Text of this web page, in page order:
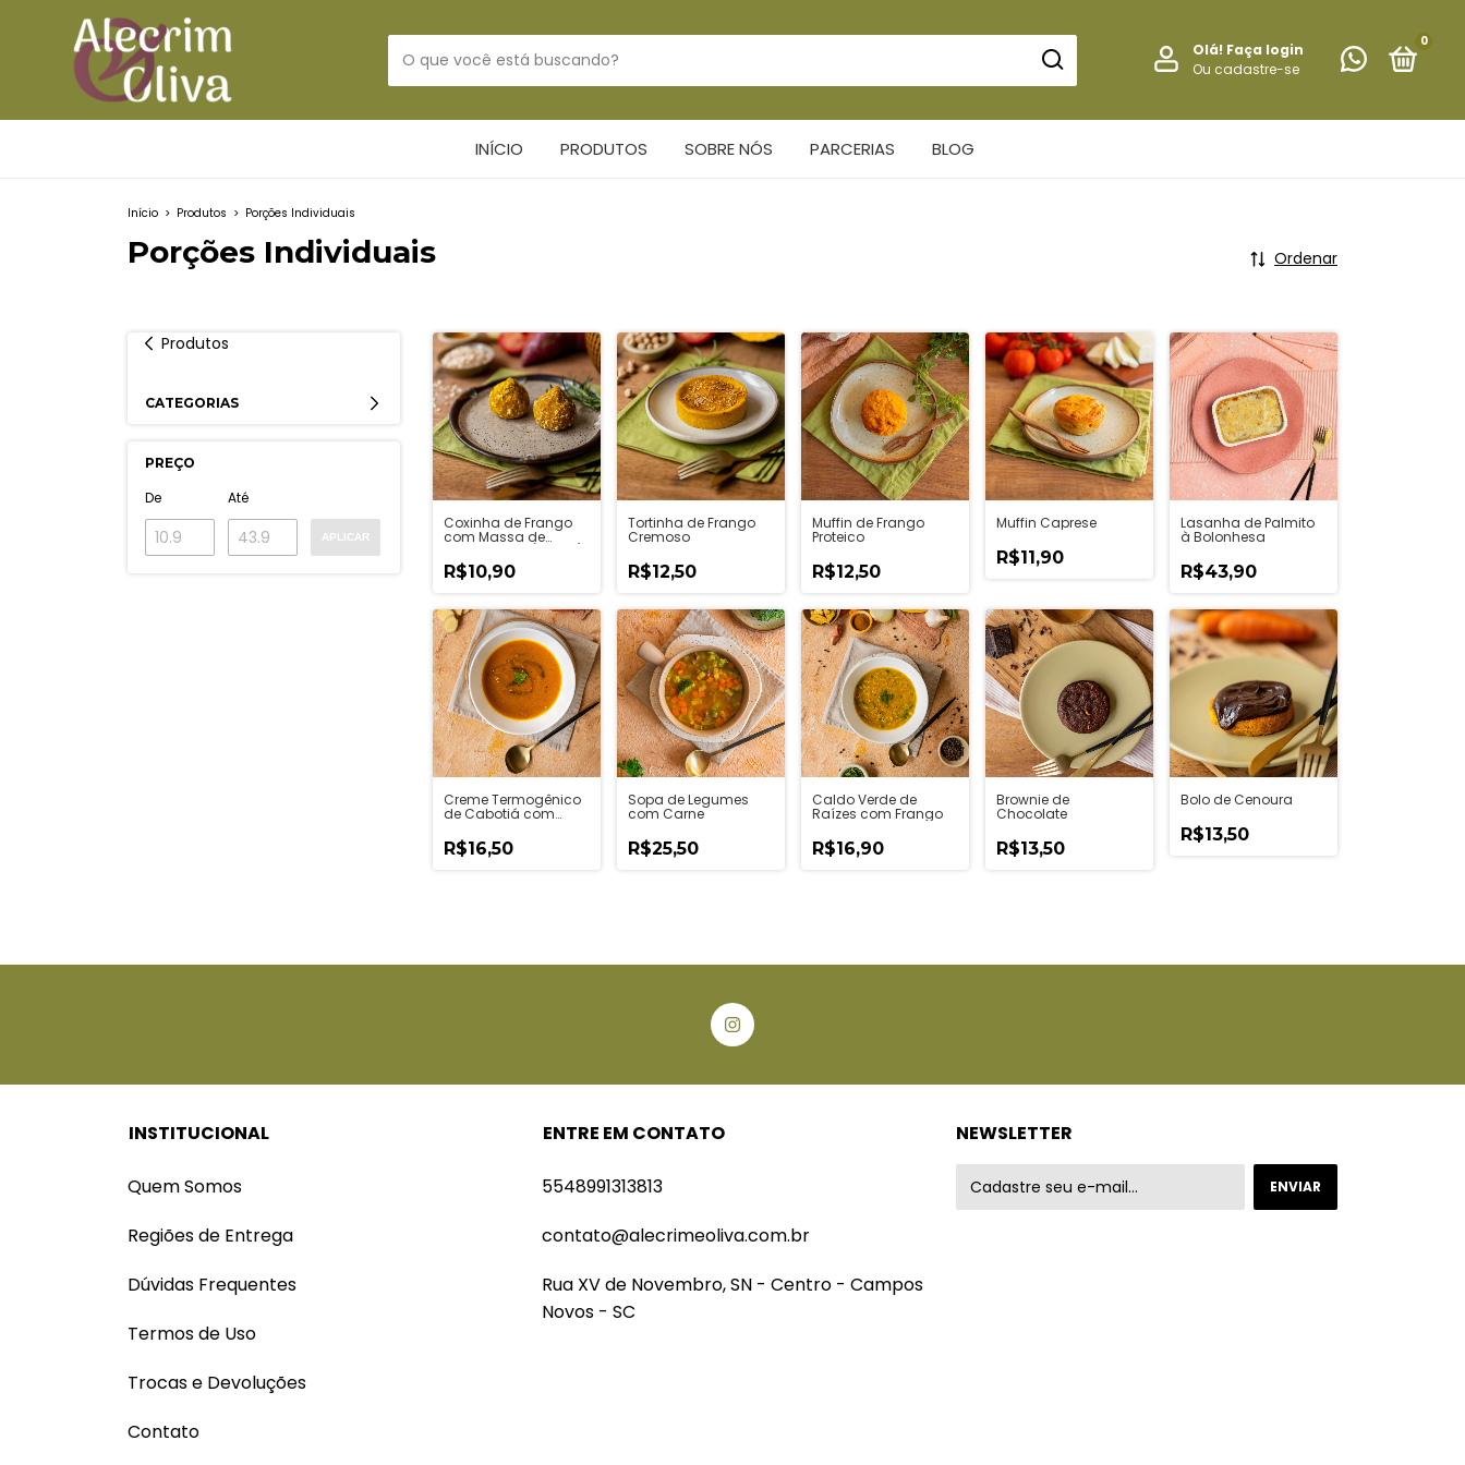
Olá! Faça login
Ou cadastre-se
0
INÍCIO PRODUTOS SOBRE NÓS PARCERIAS BLOG
Início > Produtos > Porções Individuais
Porções Individuais Ordenar
Produtos
CATEGORIAS
PREÇO
De Até
APLICAR
Coxinha de Frango
com Massa de
R$10,90
Tortinha de Frango
Cremoso
R$12,50
Muffin de Frango
Proteico
R$12,50
Muffin Caprese
R$11,90
Lasanha de Palmito
à Bolonhesa
R$43,90
Creme Termogênico
de Cabotiá com
Caramelizada
R$16,50
Sopa de Legumes
com Carne
R$25,50
Caldo Verde de
Raízes com Frango
R$16,90
Brownie de
Chocolate
R$13,50
Bolo de Cenoura
R$13,50
INSTITUCIONAL
Quem Somos
Regiões de Entrega
Dúvidas Frequentes
Termos de Uso
Trocas e Devoluções
Contato
ENTRE EM CONTATO
5548991313813
contato@alecrimeoliva.com.br
Rua XV de Novembro, SN - Centro - Campos
Novos - SC
NEWSLETTER